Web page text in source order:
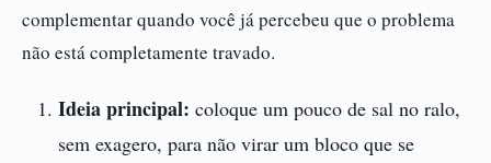
complementar quando você já percebeu que o problema
não está completamente travado.
Ideia principal: coloque um pouco de sal no ralo,
sem exagero, para não virar um bloco que se